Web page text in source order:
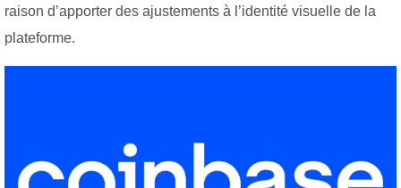
raison d’apporter des ajustements à l’identité visuelle de la
plateforme.